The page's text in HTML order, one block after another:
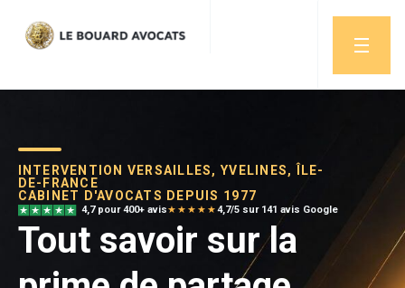
INTERVENTION VERSAILLES, YVELINES, ÎLE-
DE-FRANCE
CABINET D'AVOCATS DEPUIS 1977
4,7 pour 400+ avis★★★★★4,7/5 sur 141 avis Google
Tout savoir sur la